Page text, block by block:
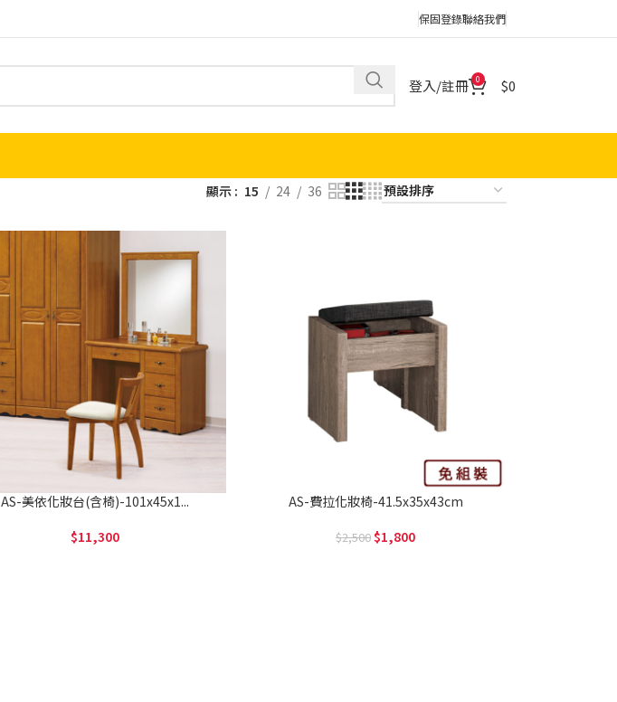
保固登錄聯絡我們
登入/註冊 0 0
顯示 15 24 36
AS-美依化妝台(含椅)-101x45x1...
11,300
AS-費拉化妝椅-41.5x35x43cm
2,500 1,800